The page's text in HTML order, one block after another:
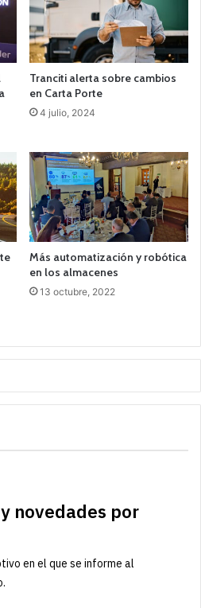
Tranciti alerta sobre cambios
en Carta Porte
4 julio, 2024
Más automatización y robótica
en los almacenes
13 octubre, 2022
novedades por
en el que se informe al